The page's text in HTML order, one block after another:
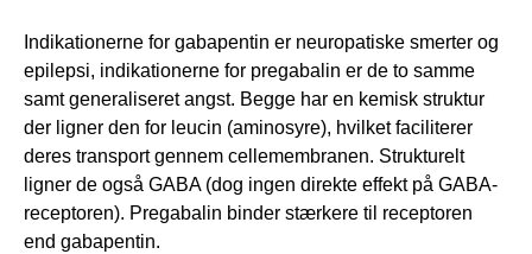
Indikationerne for gabapentin er neuropatiske smerter og
epilepsi, indikationerne for pregabalin er de to samme
samt generaliseret angst. Begge har en kemisk struktur
der ligner den for leucin (aminosyre), hvilket faciliterer
deres transport gennem cellemembranen. Strukturelt
ligner de også GABA (dog ingen direkte effekt på GABA-
receptoren). Pregabalin binder stærkere til receptoren
end gabapentin.